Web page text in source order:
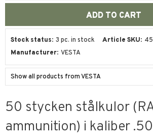
Stock status 3 pc. in stock Article SKU
Manufacturer VESTA
Show all products from VESTA
50 stycken stålkulor
ammunition) i kaliber